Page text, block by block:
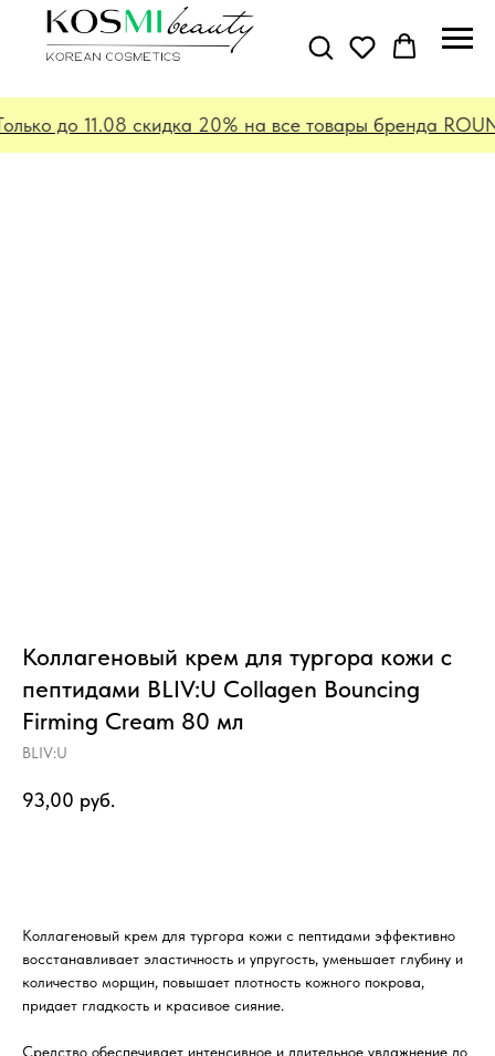
до 11.08 скидка 20% на все товары бренда
Коллагеновый крем для тургора кожи с
пептидами BLIV:U Collagen Bouncing
Firming Cream 80 мл
BLIV:U
93,00 руб.
Коллагеновый крем для тургора кожи с пептидами эффективно
восстанавливает эластичность и упругость, уменьшает глубину и
количество морщин, повышает плотность кожного покрова,
придает гладкость и красивое сияние.
Средство обеспечивает интенсивное и длительное увлажнение до